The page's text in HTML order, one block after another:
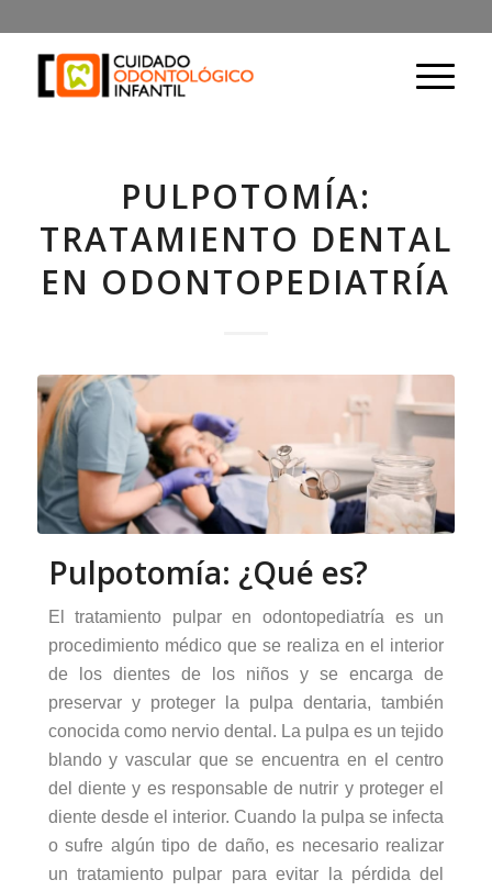
PULPOTOMÍA:
TRATAMIENTO DENTAL
EN ODONTOPEDIATRÍA
Pulpotomía: ¿Qué es?
El tratamiento pulpar en odontopediatría es un
procedimiento médico que se realiza en el interior
de los dientes de los niños y se encarga de
preservar y proteger la pulpa dentaria, también
conocida como nervio dental. La pulpa es un tejido
blando y vascular que se encuentra en el centro
del diente y es responsable de nutrir y proteger el
diente desde el interior. Cuando la pulpa se infecta
o sufre algún tipo de daño, es necesario realizar
un tratamiento pulpar para evitar la pérdida del